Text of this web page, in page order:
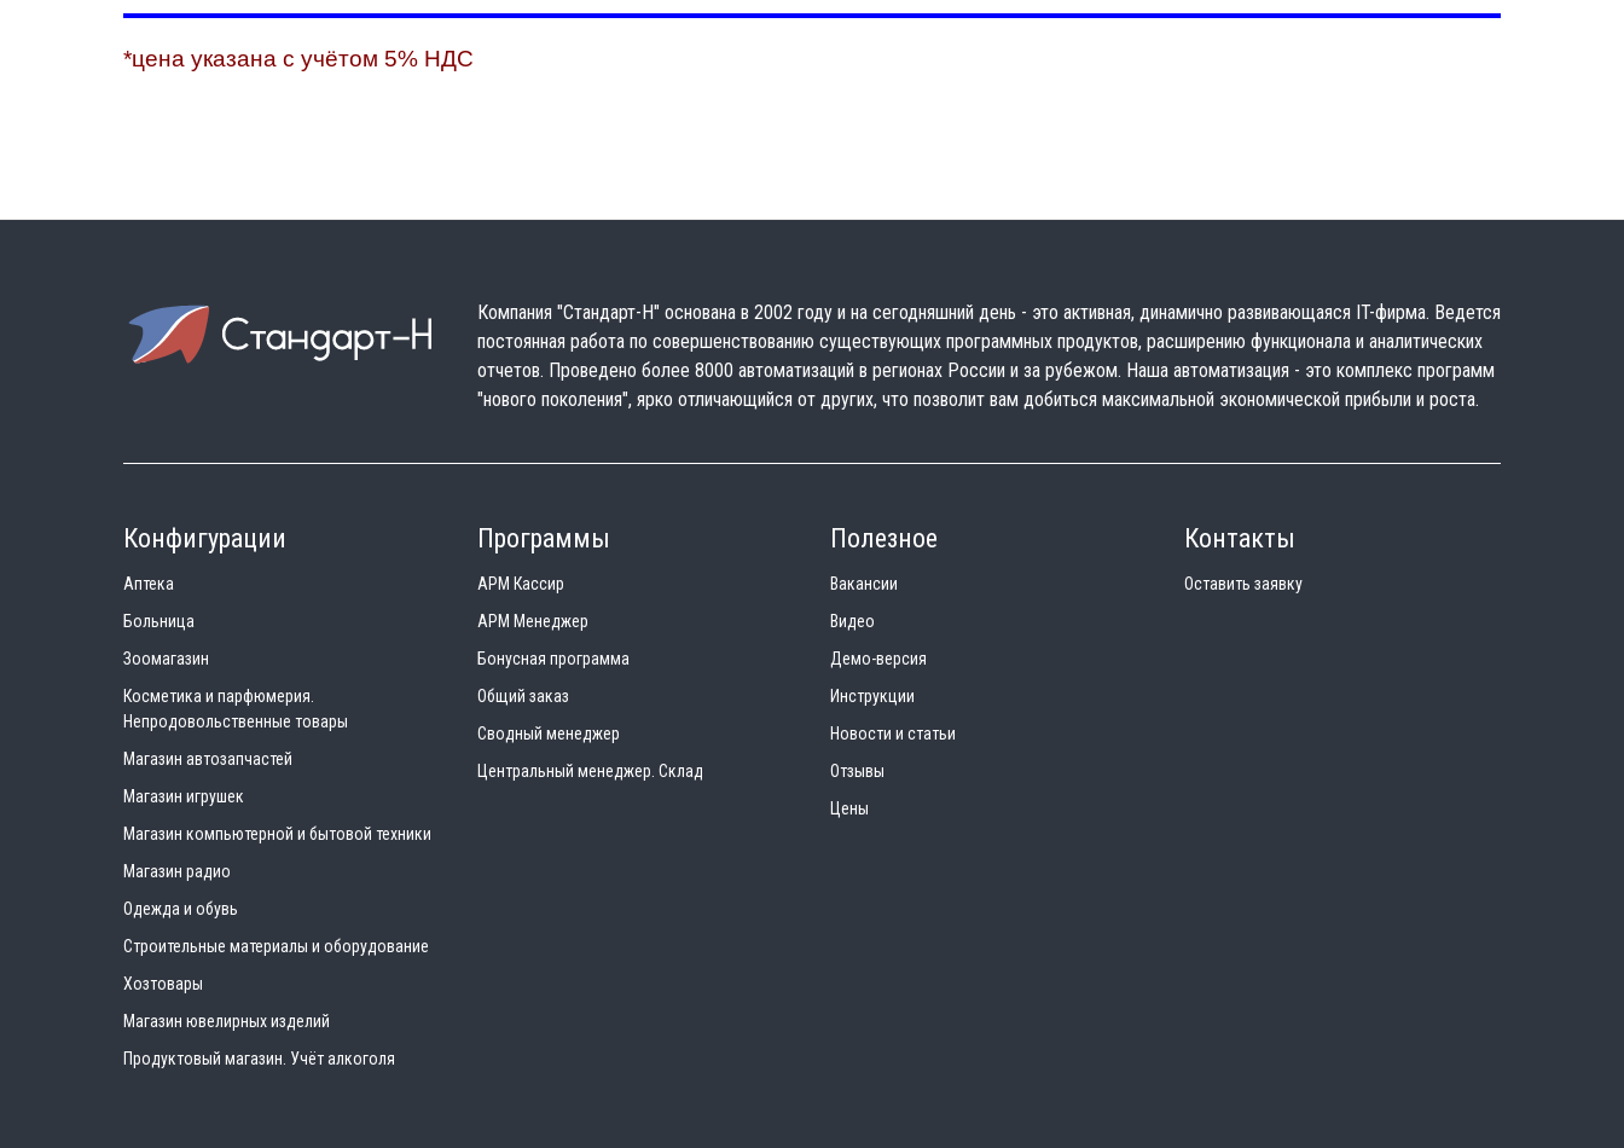
*цена указана с учётом 5% НДС
Компания "Стандарт-Н" основана в 2002 году и на сегодняшний день - это активная, динамично развивающаяся IT-фирма. Ведется
постоянная работа по совершенствованию существующих программных продуктов, расширению функционала и аналитических
отчетов. Проведено более 8000 автоматизаций в регионах России и за рубежом. Наша автоматизация - это комплекс программ
"нового поколения", ярко отличающийся от других, что позволит вам добиться максимальной экономической прибыли и роста.
Конфигурации
Аптека
Больница
Зоомагазин
Косметика и парфюмерия.
Непродовольственные товары
Магазин автозапчастей
Магазин игрушек
Магазин компьютерной и бытовой техники
Магазин радио
Одежда и обувь
Строительные материалы и оборудование
Хозтовары
Магазин ювелирных изделий
Продуктовый магазин. Учёт алкоголя
Программы
АРМ Кассир
АРМ Менеджер
Бонусная программа
Общий заказ
Сводный менеджер
Центральный менеджер. Склад
Полезное
Вакансии
Видео
Демо-версия
Инструкции
Новости и статьи
Отзывы
Цены
Контакты
Оставить заявку